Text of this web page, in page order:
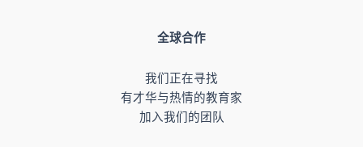
全球合作
我们正在寻找
有才华与热情的教育家
加入我们的团队